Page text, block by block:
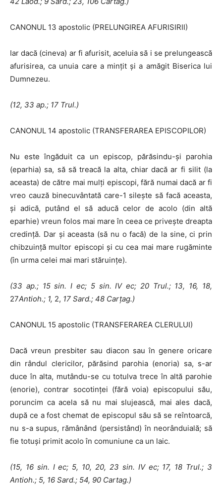
CANONUL 13 apostolic (PRELUNGIREA AFURISIRII)
Iar dacă (cineva) ar fi afurisit, aceluia să i se prelungească
afurisirea, ca unuia care a minţit şi a amăgit Biserica lui
Dumnezeu.
(12, 33 ap.; 17 Trul.)
CANONUL 14 apostolic (TRANSFERAREA EPISCOPILOR)
Nu este îngăduit ca un episcop, părăsindu-şi parohia
(eparhia) sa, să să treacă la alta, chiar dacă ar fi silit (la
aceasta) de către mai mulţi episcopi, fără numai dacă ar fi
vreo cauză binecuvântată care-1 sileşte să facă aceasta,
şi adică, putând el să aducă celor de acolo (din altă
eparhie) vreun folos mai mare în ceea ce priveşte dreapta
credinţă. Dar şi aceasta (să nu o facă) de la sine, ci prin
chibzuinţă multor episcopi şi cu cea mai mare rugăminte
(în urma celei mai mari stăruinţe).
(33 ap.; 15 sin.I ec; 5 sin.IVec; 20 Trul.; 13, 16, 18,
27Antioh.; 1, 2, 17 Sard.; 48 Carţag.)
CANONUL 15 apostolic (TRANSFERAREA CLERULUI)
Dacă vreun presbiter sau diacon sau în genere oricare
din rândul cleri­cilor, părăsind parohia (enoria) sa, s-ar
duce în alta, mutându-se cu totulva trece în altă parohie
(enorie), contrar socotinţei (fără voia) episcopului său,
poruncim ca acela să nu mai slujească, mai ales dacă,
după ce a fost chemat de episcopul său să se reîntoarcă,
nu s-a supus, rămânând (persis­tând) în neorânduială; să
fie totuşi primit acolo în comuniune ca un laic.
(15, 16 sin. Iec; 5, 10, 20, 23 sin. IV ec; 17, 18 Trul.; 3
Antioh.; 5, 16 Sard.; 54, 90 Cartag.)